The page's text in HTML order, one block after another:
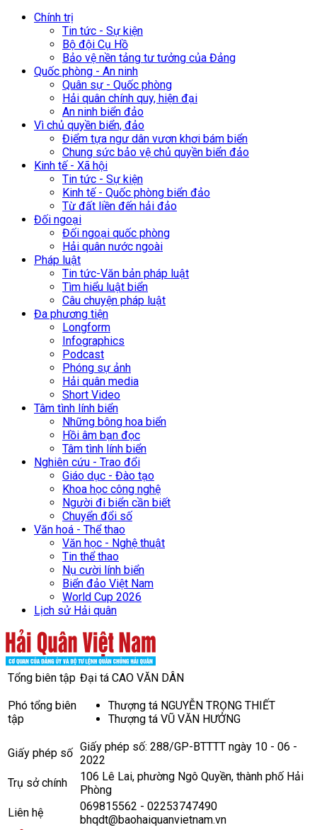
Chính trị
Tin tức - Sự kiện
Bộ đội Cụ Hồ
Bảo vệ nền tảng tư tưởng của Đảng
Quốc phòng - An ninh
Quân sự - Quốc phòng
Hải quân chính quy, hiện đại
An ninh biển đảo
Vì chủ quyền biển, đảo
Điểm tựa ngư dân vươn khơi bám biển
Chung sức bảo vệ chủ quyền biển đảo
Kinh tế - Xã hội
Tin tức - Sự kiện
Kinh tế - Quốc phòng biển đảo
Từ đất liền đến hải đảo
Đối ngoại
Đối ngoại quốc phòng
Hải quân nước ngoài
Pháp luật
Tin tức-Văn bản pháp luật
Tìm hiểu luật biển
Câu chuyện pháp luật
Đa phương tiện
Longform
Infographics
Podcast
Phóng sự ảnh
Hải quân media
Short Video
Tâm tình lính biển
Những bông hoa biển
Hồi âm bạn đọc
Tâm tình lính biển
Nghiên cứu - Trao đổi
Giáo dục - Đào tạo
Khoa học công nghệ
Người đi biển cần biết
Chuyển đổi số
Văn hoá - Thể thao
Văn học - Nghệ thuật
Tin thể thao
Nụ cười lính biển
Biển đảo Việt Nam
World Cup 2026
Lịch sử Hải quân
Tổng biên tập Đại tá CAO VĂN DÂN
Phó tổng biên
tập
Thượng tá NGUYỄN TRỌNG THIẾT
Thượng tá VŨ VĂN HƯỞNG
Giấy phép số Giấy phép số: 288/GP-BTTTT ngày 10 - 06 -
2022
Trụ sở chính
106 Lê Lai, phường Ngô Quyền, thành phố Hải
Phòng
Liên hệ
069815562 - 02253747490
bhqdt@baohaiquanvietnam.vn